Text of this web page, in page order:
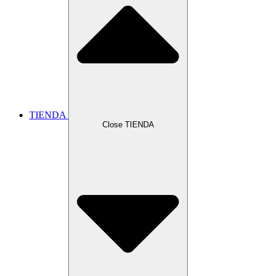
TIENDA
Close TIENDA